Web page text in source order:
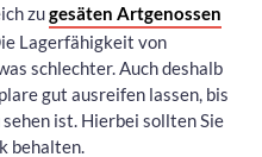
zugesäten Artgenossen
Lagerfähigkeit von
schlechter. Auch deshalb
gut ausreifen lassen, bis
ist. Hierbei sollten Sie
behalten.